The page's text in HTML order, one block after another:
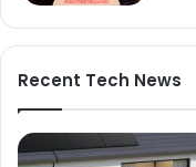
Recent Tech News